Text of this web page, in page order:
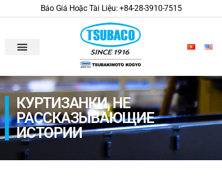
Báo Giá Hoặc Tài Liệu: +84-28-3910-7515
КУРТИЗАНКИ, НЕ
РАССКАЗЫВАЮЩИЕ
ИСТОРИИ